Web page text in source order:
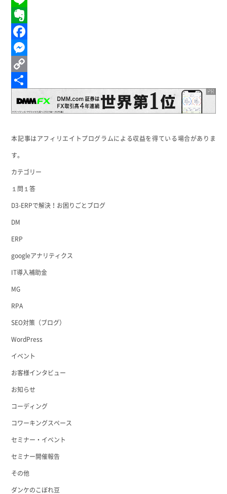
Line
Evernote
Facebook
Messenger
Copy
有
本記事はアフィリエイトプログラムによる収益を得ている場合がありま
す。
カテゴリー
１問１答
D3-ERPで解決！お困りごとブログ
DM
ERP
googleアナリティクス
IT導入補助金
MG
RPA
SEO対策（ブログ）
WordPress
イベント
お客様インタビュー
お知らせ
コーディング
コワーキングスペース
セミナー・イベント
セミナー開催報告
その他
ダンケのこぼれ豆